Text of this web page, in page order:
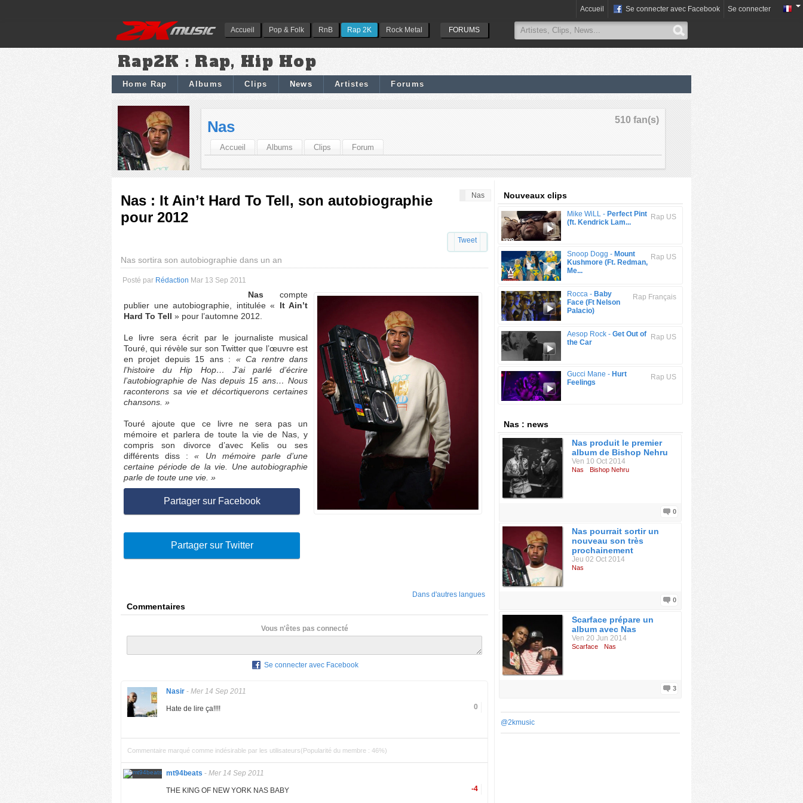
Accueil Pop & Folk RnB Rap 2K Rock Metal FORUMS
Accueil Se connecter avec Facebook Se connecter
Rap2K : Rap, Hip Hop
Home Rap Albums Clips News Artistes Forums
510 fan(s)
Nas
Accueil Albums Clips Forum
Nas
Nas : It Ain’t Hard To Tell, son autobiographie
pour 2012
Tweet
Nas sortira son autobiographie dans un an
Posté par Rédaction Mar 13 Sep 2011
Nas compte
publier une autobiographie, intitulée « It Ain’t
Hard To Tell » pour l’automne 2012.
Le livre sera écrit par le journaliste musical
Touré, qui révèle sur son Twitter que l’œuvre est
en projet depuis 15 ans : « Ca rentre dans
l’histoire du Hip Hop… J’ai parlé d’écrire
l’autobiographie de Nas depuis 15 ans… Nous
raconterons sa vie et décortiquerons certaines
chansons. »
Touré ajoute que ce livre ne sera pas un
mémoire et parlera de toute la vie de Nas, y
compris son divorce d’avec Kelis ou ses
différents diss :« Un mémoire parle d’une
certaine période de la vie. Une autobiographie
parle de toute une vie. »
Partager sur Facebook
Partager sur Twitter
Dans d'autres langues
Commentaires
Vous n'êtes pas connecté
Se connecter avec Facebook
Nasir - Mer 14 Sep 2011
0
Hate de lire ça!!!!
Commentaire marqué comme indésirable par les utilisateurs(Popularité du membre : 46%)
mt94beats - Mer 14 Sep 2011
-4
THE KING OF NEW YORK NAS BABY
Nouveaux clips
Rap US
Mike WiLL - Perfect Pint
(ft. Kendrick Lam...
Rap US
Snoop Dogg - Mount
Kushmore (Ft. Redman,
Me...
Rap Français
Rocca - Baby
Face (Ft Nelson
Palacio)
Rap US
Aesop Rock - Get Out of
the Car
Rap US
Gucci Mane - Hurt
Feelings
Nas : news
Nas produit le premier
album de Bishop Nehru
Ven 10 Oct 2014
Nas Bishop Nehru
0
Nas pourrait sortir un
nouveau son très
prochainement
Jeu 02 Oct 2014
Nas
0
Scarface prépare un
album avec Nas
Ven 20 Jun 2014
Scarface Nas
3
@2kmusic